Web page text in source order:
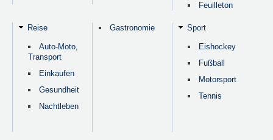
Feuilleton
Reise
Auto-Moto,
Transport
Einkaufen
Gesundheit
Nachtleben
Gastronomie Sport
Eishockey
Fußball
Motorsport
Tennis